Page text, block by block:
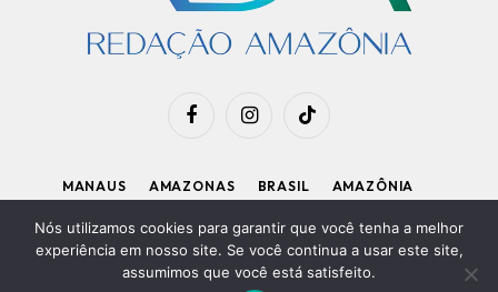
FacebookInstagramTikTok
MANAUS AMAZONAS BRASIL
AMAZÔNIA
APOIE O RDA
Diretor Executivo: Kleiton Renzo|Política de Privacidade
Nós utilizamos cookies para garantir que você tenha a melhor
experiência em nosso site. Se você continua a usar este site,
assumimos que você está satisfeito.